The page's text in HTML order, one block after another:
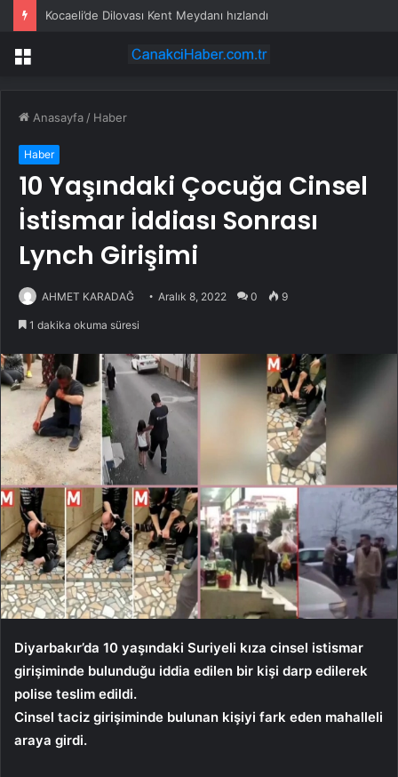
Bu paralar artık resmen basılmayacak
Menü
Anasayfa / Haber
Haber
10 Yaşındaki Çocuğa Cinsel
İstismar İddiası Sonrası
Lynch Girişimi
AHMET KARADAĞ Aralık 8, 2022 0 9
1 dakika okuma süresi
Diyarbakır’da 10 yaşındaki Suriyeli kıza cinsel istismar
girişiminde bulunduğu iddia edilen bir kişi darp edilerek
polise teslim edildi.
Cinsel taciz girişiminde bulunan kişiyi fark eden mahalleli
araya girdi.